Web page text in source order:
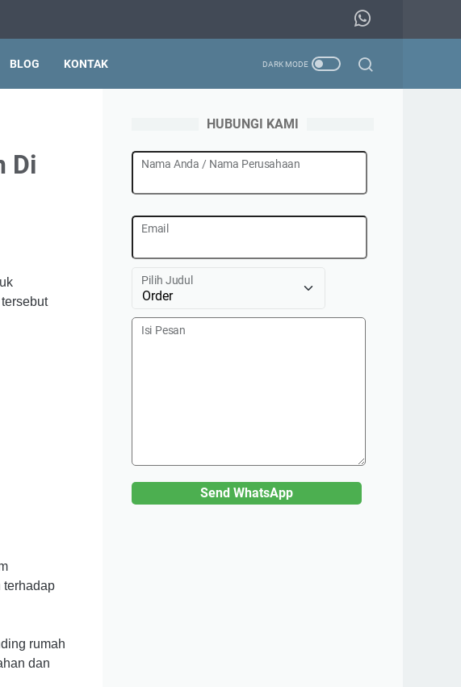
BLOG KONTAK
Di
terhadap
rumah
dan
HUBUNGI KAMI
Nama Anda / Nama Perusahaan
Email
Pilih Judul
Isi Pesan
Send WhatsApp